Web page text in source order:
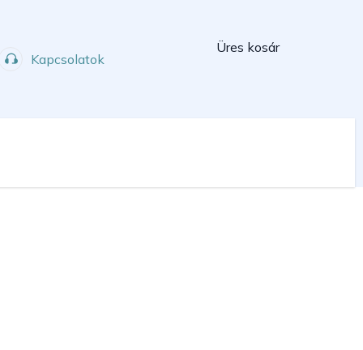
Kapcsolatok
Kosár
Üres kosár